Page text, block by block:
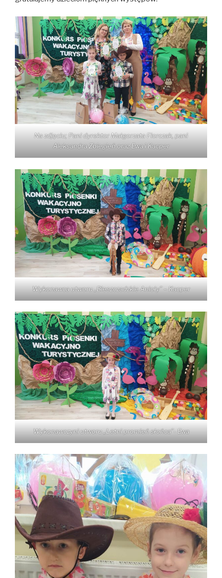
Na zdjęciu; Pani dyrektor Małgorzata Florczak, pani
Aleksandra Zbiegień oraz Ewa i Kacper
Wykonawca utworu „Bieszczadzkie Anioły” – Kacper
Wykonawczyni utworu „Letni promień słońca”- Ewa